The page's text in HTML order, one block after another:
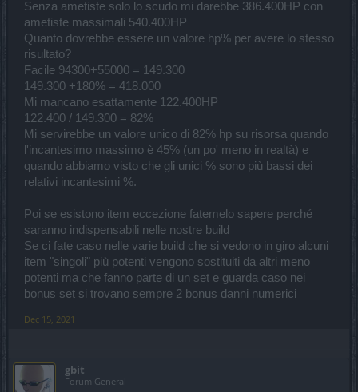
Senza ametiste solo lo scudo mi darebbe 386.400HP con
ametiste massimali 540.400HP
Quanto dovrebbe essere un valore hp% per avere lo stesso
risultato?
Facile 94300+55000 = 149.300
149.300 +180% = 418.000
Mi mancano esattamente 122.400HP
122.400 / 149.300 = 82%
Mi servirebbe un valore unico di 82% hp su risorsa quando
l'incantesimo massimo è 45% (un po' meno in realtà) e
quando abbiamo visto che gli unici % sono più bassi dei
relativi incantesimi %.
Poi se esistono item eccezione fatemelo sapere perché
saranno indispensabili nelle nostre build
Se ci fate caso nelle varie build che si vedono in giro alcuni
item "singoli" più potenti vengono sostituiti da altri meno
potenti ma che fanno parte di un set e guarda caso nei
bonus set si trovano sempre 2 bonus danni numerici
Dec 15, 2021
gbit
Forum General